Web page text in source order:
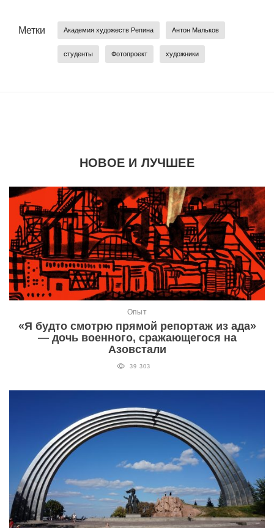
Метки Академия художеств Репина Антон Мальков
студенты Фотопроект художники
НОВОЕ И ЛУЧШЕЕ
Опыт
«Я будто смотрю прямой репортаж из ада»
— дочь военного, сражающегося на
Азовстали
39 303